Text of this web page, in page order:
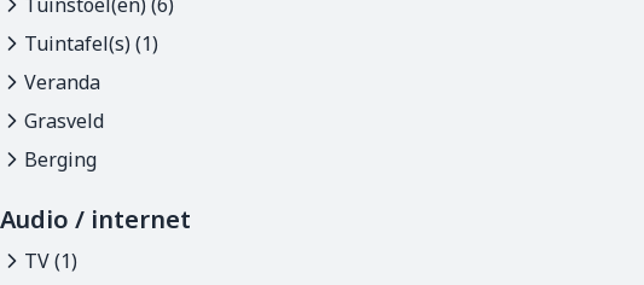
Tuintafel(s) (1)
Veranda
Grasveld
Berging
Audio / internet
TV (1)